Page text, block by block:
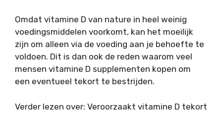
Omdat vitamine D van nature in heel weinig
voedingsmiddelen voorkomt, kan het moeilijk
zijn om alleen via de voeding aan je behoefte te
voldoen. Dit is dan ook de reden waarom veel
mensen vitamine D supplementen kopen om
een eventueel tekort te bestrijden.
Verder lezen over: Veroorzaakt vitamine D tekort